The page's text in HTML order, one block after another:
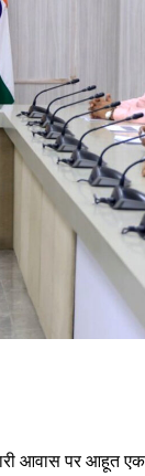
आवास पर आहूत एक